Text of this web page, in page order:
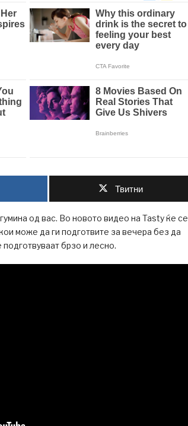
Твитни
од вас. Во новото видео на Tasty ќе се
може да ги подготвите за вечера без да
брзо и лесно.